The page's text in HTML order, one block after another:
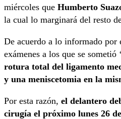
miércoles que Humberto
la cual lo marginará del resto
De acuerdo a lo informado
exámenes a los que se sometió
rotura total del ligamento
y una meniscetomia en la
Por esta razón, el delantero
cirugía el próximo lunes 26